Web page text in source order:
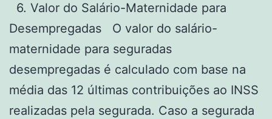
6. Valor do Salário-Maternidade para
Desempregadas O valor do salário-
maternidade para seguradas
desempregadas é calculado com base na
média das 12 últimas contribuições ao INSS
realizadas pela segurada. Caso a segurada